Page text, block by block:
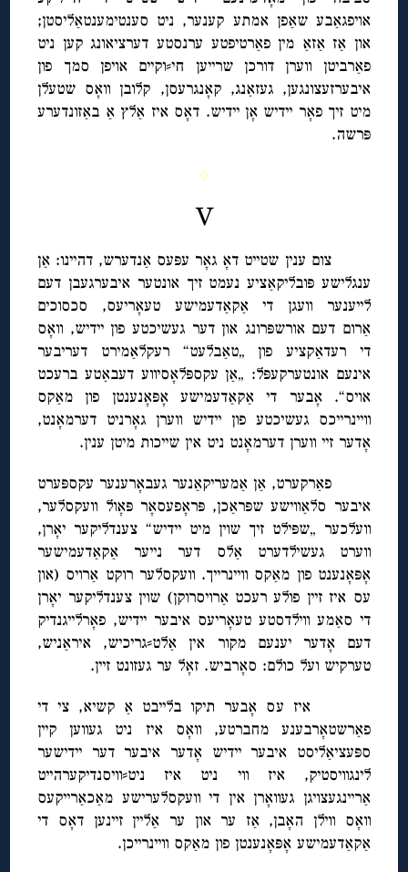
אויפגאַבע שאַפן אמתע קענער, ניט סענטימענטאַליסטן;
און אַז אַזאַ מין פאַרטיפטע ערנסטע דערציאונג קען ניט
פאַרביטן ווערן דורכן שרייען חי⸗וקיים אויפן סמך פון
איבערזעצונגען, געזאַנג, קאָנגרעסן, קלובן וואָס שטעלן
מיט זיך פאָר יידיש אָן יידיש. דאָס איז אַלץ אַ באַזונדערע
פּרשה.
◊
V
צום ענין שטייט דאָ גאָר עפּעס אַנדערש, דהיינו: אַן
ענגלישע פּובליקאַציע נעמט זיך אונטער איבערגעבן דעם
לייענער וועגן די אַקאַדעמישע טעאָריעס, סכסוכים
אַרום דעם אורשפּרונג און דער געשיכטע פון יידיש, וואָס
די רעדאַקציע פון „טאַבלעט“ רעקלאַמירט דעריבער
אינעם אונטערקעפּל: „אַן עקספּלאָסיווע דעבאַטע ברעכט
אויס“. אָבער די אַקאַדעמישע אָפּאָנענטן פון מאַקס
וויינרייכס געשיכטע פון יידיש ווערן גאָרניט דערמאָנט,
אָדער זיי ווערן דערמאָנט ניט אין שייכות מיטן ענין.
פאַרקערט, אַן אַמעריקאַנער געבאָרענער עקספּערט
איבער סלאַווישע שפּראַכן, פּראָפעסאָר פּאָול וועקסלער,
וועלכער „שפּילט זיך שוין מיט יידיש“ צענדליקער יאָרן,
ווערט געשילדערט אַלס דער נייער אַקאַדעמישער
אָפּאָנענט פון מאַקס וויינרייך. וועקסלער רוקט אַרויס (און
עס איז זיין פולע רעכט אַרויסרוקן) שוין צענדליקער יאָרן
די סאַמע ווילדסטע טעאָריעס איבער יידיש, פאָרלייגנדיק
דעם אָדער יענעם מקור אין אַלט⸗גריכיש, איראַניש,
טערקיש ועל כולם: סאָרביש. זאָל ער געזונט זיין.
איז עס אָבער תיקו בלייבט אַ קשיא, צי די
פאַרשטאָרבענע מחברטע, וואָס איז ניט געווען קיין
ספּעציאַליסט איבער יידיש אָדער איבער דער יידישער
לינגוויסטיק, איז ווי ניט איז ניט⸗וויסנדיקערהייט
אַריינגעצויגן געוואָרן אין די וועקסלערישע מאַכאַרייקעס
וואָס ווילן האָבן, אַז ער און ער אַליין זיינען דאָס די
אַקאַדעמישע אָפּאָנענטן פון מאַקס וויינרייכן.